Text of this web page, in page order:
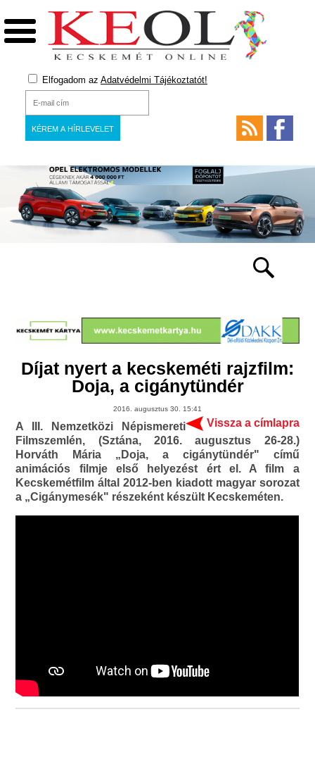
Elfogadom az Adatvédelmi Tájékoztatót!
Díjat nyert a kecskeméti rajzfilm:
Doja, a cigánytündér
2016. augusztus 30. 15:41
Vissza a címlapra
A III. Nemzetközi Népismereti
Filmszemlén, (Sztána, 2016. augusztus 26-28.)
Horváth Mária „Doja, a cigánytündér" című
animációs filmje első helyezést ért el. A film a
Kecskemétfilm által 2012-ben kiadott magyar sorozat
a „Cigánymesék" részeként készült Kecskeméten.